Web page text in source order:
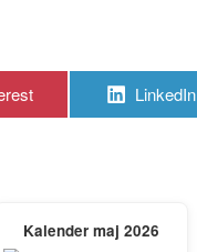
Share
LinkedIn
Kalender maj 2026